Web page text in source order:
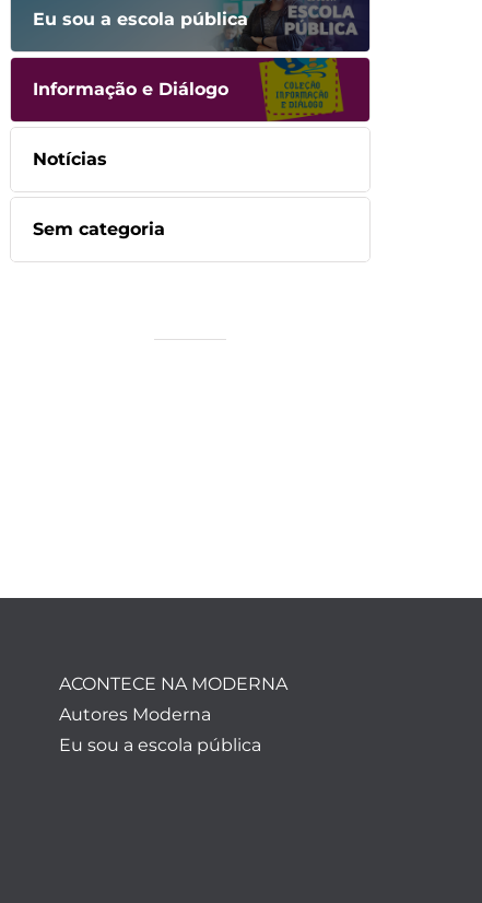
Eu sou a escola pública
Informação e Diálogo
Notícias
Sem categoria
ACONTECE NA MODERNA
Autores Moderna
Eu sou a escola pública